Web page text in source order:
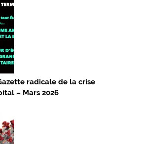
radicale de la crise
– Mars 2026